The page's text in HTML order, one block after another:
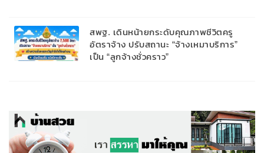
สพฐ. เดินหน้ายกระดับคุณภาพชีวิตครู
อัตราจ้าง ปรับสถานะ “จ้างเหมาบริการ”
เป็น “ลูกจ้างชั่วคราว”